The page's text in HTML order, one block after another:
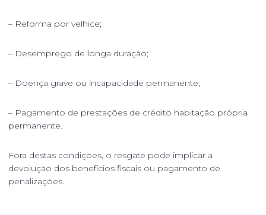
– Reforma por velhice;
– Desemprego de longa duração;
– Doença grave ou incapacidade permanente;
– Pagamento de prestações de crédito habitação própria
permanente.
Fora destas condições, o resgate pode implicar a
devolução dos benefícios fiscais ou pagamento de
penalizações.